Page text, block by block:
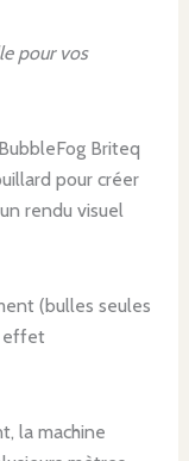
pour vos
Briteq
pour créer
rendu visuel
(bulles seules
effet
la machine